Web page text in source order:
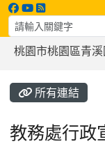
桃園市桃園區青
所有連結
教務處行政